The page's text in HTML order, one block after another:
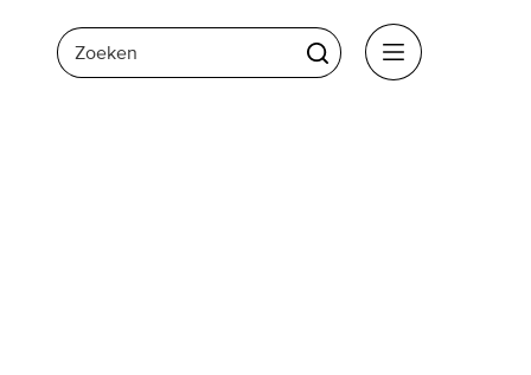
Zoeken Zoeken
Menu